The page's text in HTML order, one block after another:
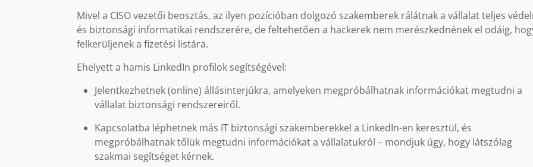
Mivel a CISO vezetői beosztás, az ilyen pozícióban dolgozó szakemberek rálátnak a vállalat teljes
és biztonsági informatikai rendszerére, de feltehetően a hackerek nem merészkednének el odáig,
felkerüljenek a fizetési listára.
Ehelyett a hamis LinkedIn profilok segítségével:
Jelentkezhetnek (online) állásinterjúkra, amelyeken megpróbálhatnak információkat megtudni a
vállalat biztonsági rendszereiről.
Kapcsolatba léphetnek más IT biztonsági szakemberekkel a LinkedIn-en keresztül, és
megpróbálhatnak tőlük megtudni információkat a vállalatukról – mondjuk úgy, hogy látszólag
szakmai segítséget kérnek.